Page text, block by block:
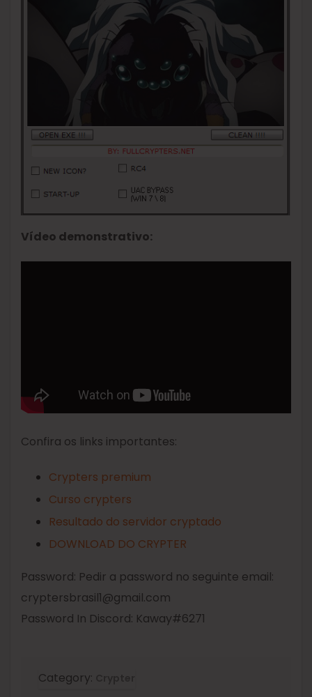
Vídeo demonstrativo:
Confira os links importantes:
Crypters premium
Curso crypters
Resultado do servidor cryptado
DOWNLOAD DO CRYPTER
Password: Pedir a password no seguinte email:
cryptersbrasil1@gmail.com
Password In Discord: Kaway#6271
Category: